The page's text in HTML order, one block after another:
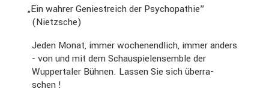
„Ein wahrer Genie­streich der Psycho­pa­thie”
(Nietz­sche)
Jeden Monat, immer wochen­end­lich, immer anders
- von und mit dem Schau­spiel­ensemble der
Wupper­taler Bühnen. Lassen Sie sich überra­
schen !